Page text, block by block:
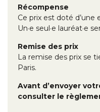
Récompense
Ce prix est doté
Un·e seul·e lauréat·e
Remise des prix
La remise des prix se
Paris.
Avant d’envoyer
consulter le